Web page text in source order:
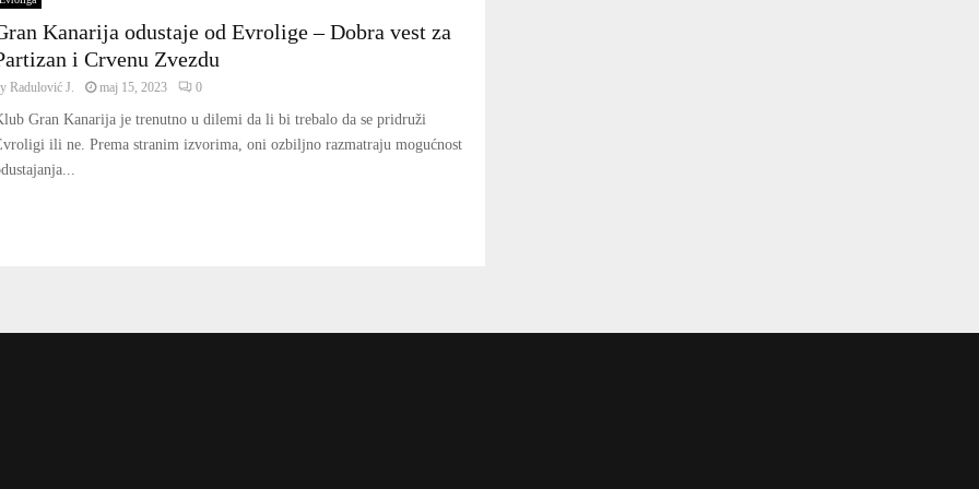
Kanarija odustaje od Evrolige – Dobra vest za
i Crvenu Zvezdu
Radulović J. maj 15, 2023 0
Gran Kanarija je trenutno u dilemi da li bi trebalo da se pridruži
ili ne. Prema stranim izvorima, oni ozbiljno razmatraju mogućnost